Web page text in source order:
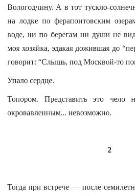
Вологодчину. А в тот тускло-
на лодке по ферапонтовским
воде, ни по берегам ни души не
моя хозяйка, эдакая дожившая до
говорит: “Слышь, под Москвой-то
Упало сердце.
Топором. Представить это чело
окровавленным... невозможно.
2
Тогда при встрече — после